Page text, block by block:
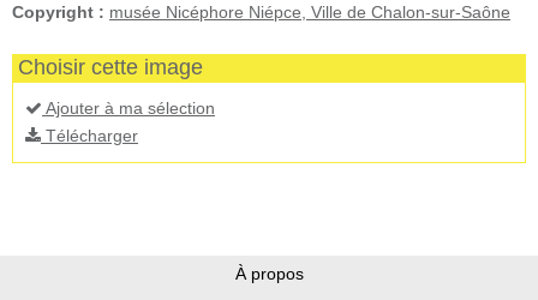
Copyright : musée Nicéphore Niépce, Ville de Chalon-sur-Saône
Choisir cette image
Ajouter à ma sélection
Télécharger
À propos